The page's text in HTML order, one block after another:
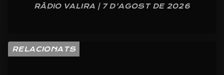
RÀDIO VALIRA | 7 D'AGOST DE 2026
RELACIONATS